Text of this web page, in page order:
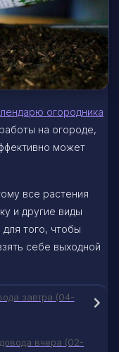
огородника
на огороде,
может
все растения
и другие виды
того, чтобы
себе выходной
завтра (04-
вчера (02-